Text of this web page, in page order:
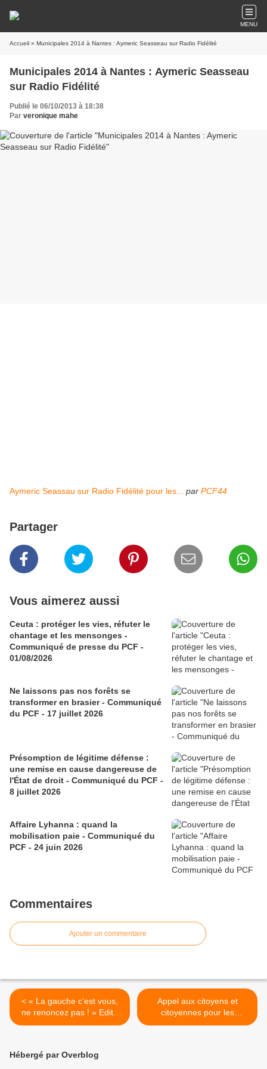
MENU
Accueil » Municipales 2014 à Nantes : Aymeric Seasseau sur Radio Fidélité
Municipales 2014 à Nantes : Aymeric Seasseau
sur Radio Fidélité
Publié le 06/10/2013 à 18:38
Par veronique mahe
Aymeric Seassau sur Radio Fidélité pour les... par PCF44
Partager
Vous aimerez aussi
Ceuta : protéger les vies, réfuter le
chantage et les mensonges -
Communiqué de presse du PCF -
01/08/2026
Ne laissons pas nos forêts se
transformer en brasier - Communiqué
du PCF - 17 juillet 2026
Présomption de légitime défense :
une remise en cause dangereuse de
l'État de droit - Communiqué du PCF -
8 juillet 2026
Affaire Lyhanna : quand la
mobilisation paie - Communiqué du
PCF - 24 juin 2026
Commentaires
Ajouter un commentaire
< « La gauche c’est vous,
ne renoncez pas ! » Edito
NLA 19/09/2013
Appel aux citoyens et
citoyennes pour les
élections municipales de
Hébergé par Overblog